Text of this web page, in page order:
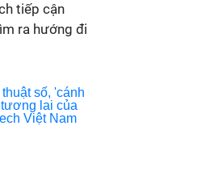
tiếp cận
ra hướng đi